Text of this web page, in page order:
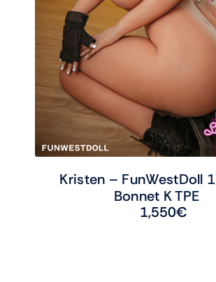
Kristen – FunWestDoll
Bonnet K TPE
1,550€